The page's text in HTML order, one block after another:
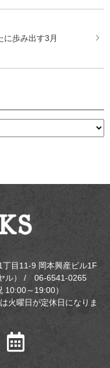
に歩み出す3月
目11-9 岡本興産ビル1F
ル） / 06-6541-0265
10:00～19:00）
火曜日が定休日になりま